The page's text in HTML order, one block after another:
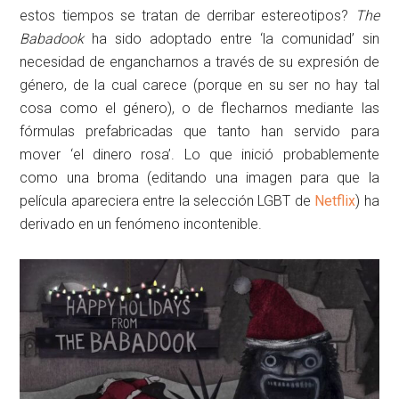
estos tiempos se tratan de derribar estereotipos?
The
Babadookha sido adoptado entre ‘la comunidad’ sin
necesidad de engancharnos a través de su expresión de
género, de la cual carece (porque en su ser no hay tal
cosa como el género), o de flecharnos mediante las
fórmulas prefabricadas que tanto han servido para
mover ‘el dinero rosa’. Lo que inició probablemente
como una broma (editando una imagen para que la
película apareciera entre la selección LGBT de Netflix) ha
derivado en un fenómeno incontenible.